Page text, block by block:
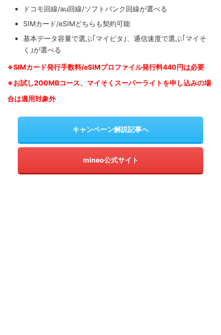
ドコモ回線/au回線/ソフトバンク回線が選べる
SIMカード/eSIMどちらも契約可能
基本データ容量で選ぶ｢マイピタ｣、通信速度で選ぶ｢マイそ
く｣が選べる
※SIMカード発行手数料/eSIMプロファイル発行料440円は必要
※お試し200MBコース、マイそくスーパーライトを申し込みの場
合は適用対象外
キャンペーン解説記事へ
mineo公式サイト